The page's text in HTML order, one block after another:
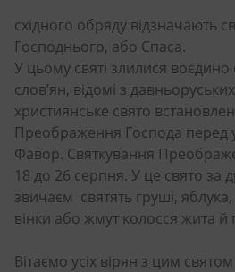
східного обряду відзначають
Господнього, або Спаса.
У цьому святі злилися воєдино
слов’ян, відомі з
християнське свято
Преображення Господа перед
Фавор. Святкування
18 до 26 серпня. У це свято за
звичаєм святять груші,
вінки або жмут колосся жита й
Вітаємо усіх вірян з цим